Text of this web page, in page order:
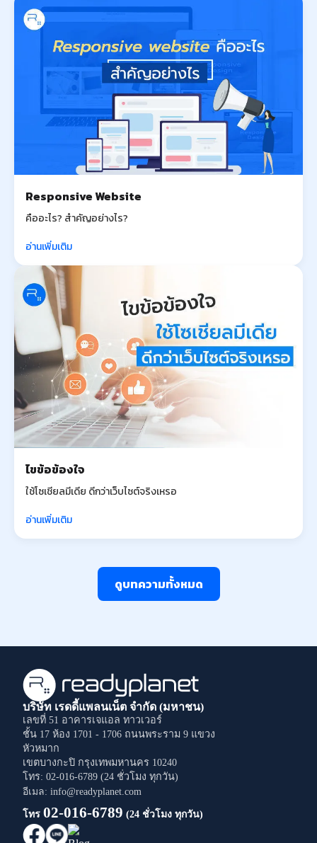
Responsive Website
คืออะไร? สำคัญอย่างไร?
อ่านเพิ่มเติม
ไขข้อข้องใจ
ใช้โซเชียลมีเดีย ดีกว่าเว็บไซต์จริงเหรอ
อ่านเพิ่มเติม
ดูบทความทั้งหมด
บริษัท เรดดี้แพลนเน็ต จำกัด (มหาชน)
เลขที่ 51 อาคารเจแอล ทาวเวอร์
ชั้น 17 ห้อง 1701 - 1706 ถนนพระราม 9 แขวง
หัวหมาก
เขตบางกะปิ กรุงเทพมหานคร 10240
โทร: 02-016-6789 (24 ชั่วโมง ทุกวัน)
อีเมล: info@readyplanet.com
โทร 02-016-6789 (24 ชั่วโมง ทุกวัน)